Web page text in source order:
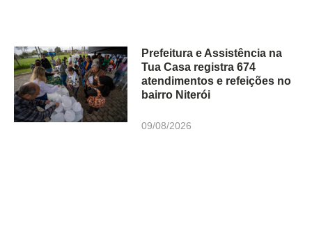
Prefeitura e Assistência na
Tua Casa registra 674
atendimentos e refeições no
bairro Niterói
09/08/2026